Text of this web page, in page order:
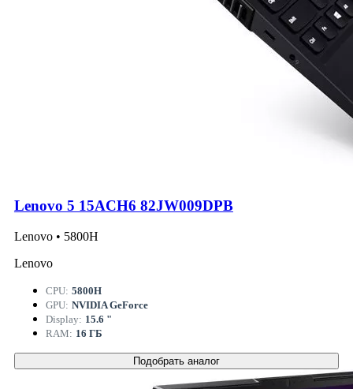
Lenovo 5 15ACH6 82JW009DPB
Lenovo • 5800H
Lenovo
CPU: 5800H
GPU: NVIDIA GeForce
Display: 15.6 "
RAM: 16 ГБ
Подобрать аналог